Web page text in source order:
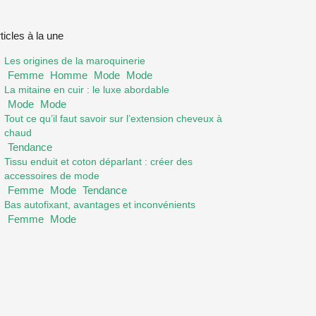
à la une
Les origines de la maroquinerie
Femme Homme Mode Mode
La mitaine en cuir : le luxe abordable
Mode Mode
Tout ce qu’il faut savoir sur l’extension cheveux à
chaud
Tendance
Tissu enduit et coton déparlant : créer des
accessoires de mode
Femme Mode Tendance
Bas autofixant, avantages et inconvénients
Femme Mode